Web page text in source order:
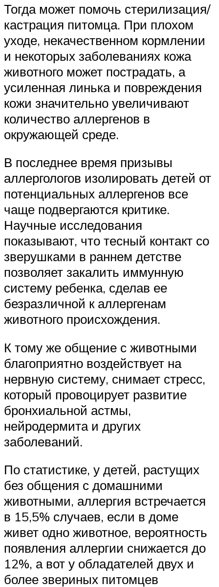
Тогда может помочь стерилизация/
кастрация питомца. При плохом
уходе, некачественном кормлении
и некоторых заболеваниях кожа
животного может пострадать, а
усиленная линька и повреждения
кожи значительно увеличивают
количество аллергенов в
окружающей среде.
В последнее время призывы
аллергологов изолировать детей от
потенциальных аллергенов все
чаще подвергаются критике.
Научные исследования
показывают, что тесный контакт со
зверушками в раннем детстве
позволяет закалить иммунную
систему ребенка, сделав ее
безразличной к аллергенам
животного происхождения.
К тому же общение с животными
благоприятно воздействует на
нервную систему, снимает стресс,
который провоцирует развитие
бронхиальной астмы,
нейродермита и других
заболеваний.
По статистике, у детей, растущих
без общения с домашними
животными, аллергия встречается
в 15,5% случаев, если в доме
живет одно животное, вероятность
появления аллергии снижается до
12%, а вот у обладателей двух и
более звериных питомцев